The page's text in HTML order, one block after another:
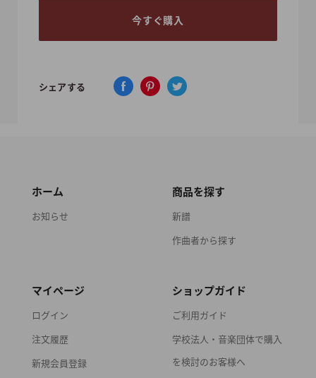
今すぐ購入
シェアする
ホーム
お知らせ
商品を探す
新譜
作曲者から探す
マイページ
ログイン
注文履歴
新規会員登録
ショップガイド
ご利用ガイド
学校法人・音楽団体で購入
を検討のお客様へ